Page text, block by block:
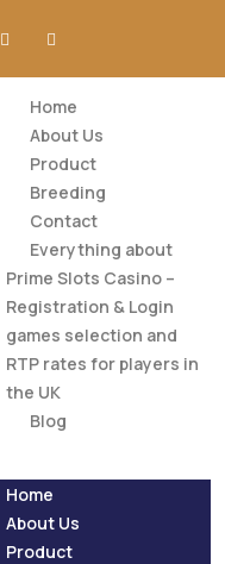
Home
About Us
Product
Breeding
Contact
Everything about
Prime Slots Casino –
Registration & Login
games selection and
RTP rates for players in
the UK
Blog
Home
About Us
Product